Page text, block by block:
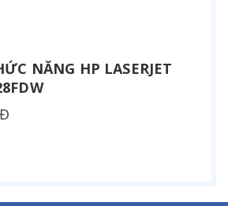
NĂNG HP LASERJET